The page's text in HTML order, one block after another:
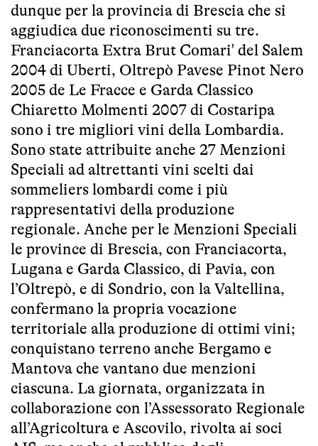
dunque per la provincia di Brescia che si
aggiudica due riconoscimenti su tre.
Franciacorta Extra Brut Comari' del Salem
2004 di Uberti, Oltrepò Pavese Pinot Nero
2005 de Le Fracce e Garda Classico
Chiaretto Molmenti 2007 di Costaripa
sono i tre migliori vini della Lombardia.
Sono state attribuite anche 27 Menzioni
Speciali ad altrettanti vini scelti dai
sommeliers lombardi come i più
rappresentativi della produzione
regionale. Anche per le Menzioni Speciali
le province di Brescia, con Franciacorta,
Lugana e Garda Classico, di Pavia, con
l’Oltrepò, e di Sondrio, con la Valtellina,
confermano la propria vocazione
territoriale alla produzione di ottimi vini;
conquistano terreno anche Bergamo e
Mantova che vantano due menzioni
ciascuna. La giornata, organizzata in
collaborazione con l’Assessorato Regionale
all’Agricoltura e Ascovilo, rivolta ai soci